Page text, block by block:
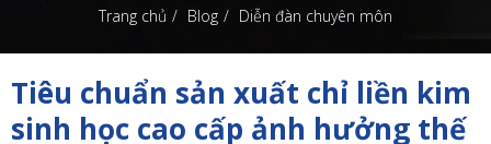
Trang chủ Blog Diễn đàn chuyên môn
Tiêu chuẩn sản xuất chỉ liền kim
sinh học cao cấp ảnh hưởng thế